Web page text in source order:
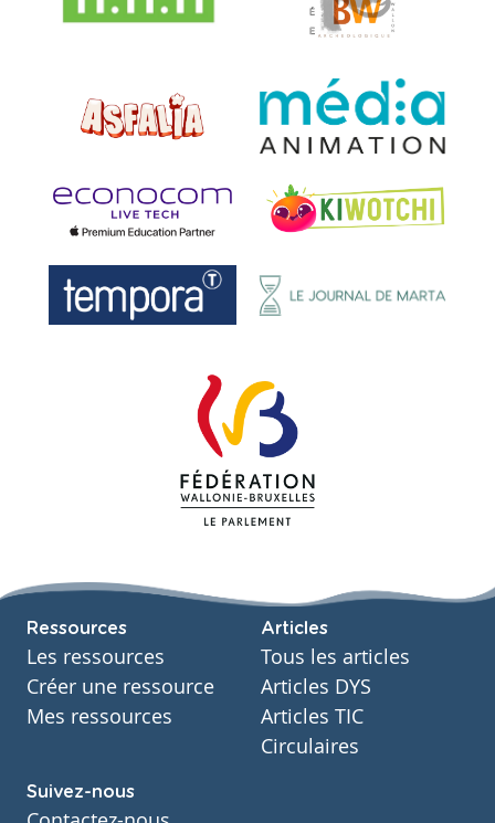
Ressources
Les ressources
Créer une ressource
Mes ressources
Articles
Tous les articles
Articles DYS
Articles TIC
Circulaires
Suivez-nous